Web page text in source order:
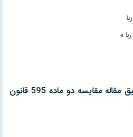
»
برخی از توضیحات تحقیق مقاله مقايسه دو ماده 595 قانون